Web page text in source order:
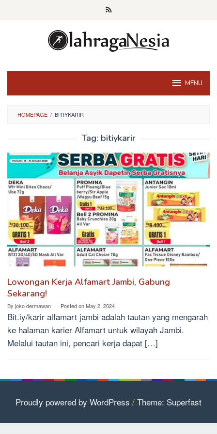
MENU
HOMEPAGE / BITIYKARIR
Tag: bitiykarir
Lowongan Kerja Alfamart Jambi, Gabung
Sekarang!
By joko dermawan Posted onMay 2, 2024
Bit.iy/karir alfamart jambi adalah tautan yang mengarah
ke halaman karier Alfamart untuk wilayah Jambi.
Melalui tautan ini, pencari kerja dapat […]
Proudly powered by WordPress / Theme: Superfast